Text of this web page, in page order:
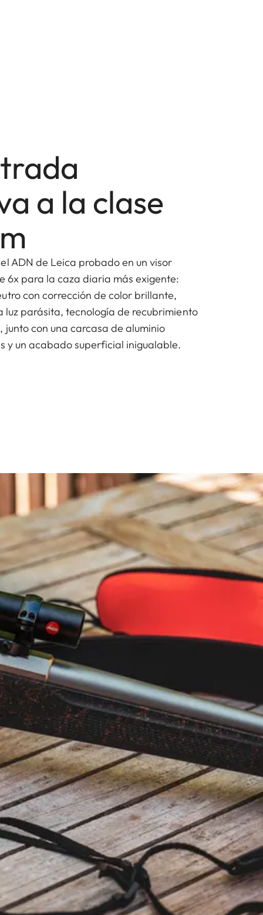
a la clase
ADN de Leica probado en un visor
6x para la caza diaria más exigente:
con corrección de color brillante,
luz parásita, tecnología de recubrimiento
junto con una carcasa de aluminio
y un acabado superficial inigualable.